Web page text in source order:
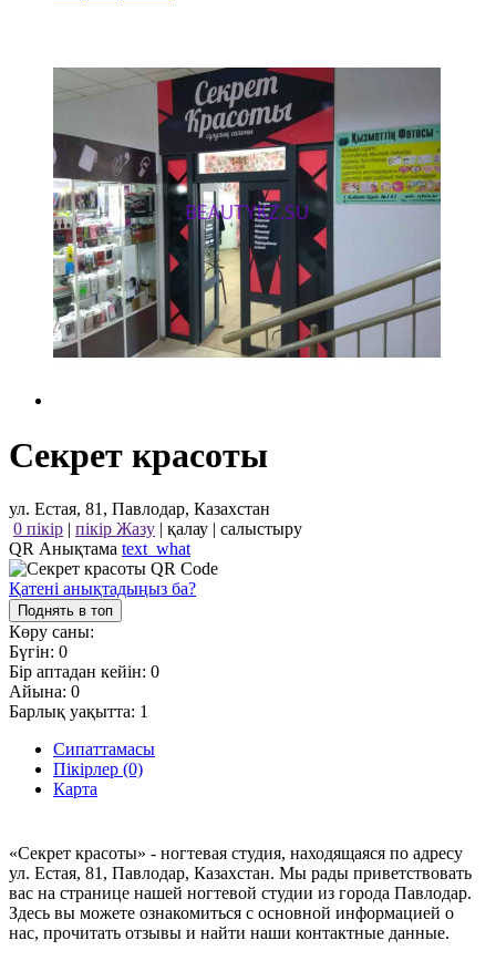
Секрет красоты
ул. Естая, 81, Павлодар, Казахстан
0 пікір | пікір Жазу | қалау | салыстыру
QR Анықтама text_what
Қатені анықтадыңыз ба?
Поднять в топ
Көру саны:
Бүгін: 0
Бір аптадан кейін: 0
Айына: 0
Барлық уақытта: 1
Сипаттамасы
Пікірлер (0)
Карта
«Секрет красоты» - ногтевая студия, находящаяся по адресу
ул. Естая, 81, Павлодар, Казахстан. Мы рады приветствовать
вас на странице нашей ногтевой студии из города Павлодар.
Здесь вы можете ознакомиться с основной информацией о
нас, прочитать отзывы и найти наши контактные данные.